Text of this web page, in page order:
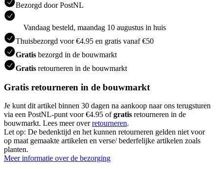
Bezorgd door PostNL
Vandaag besteld, maandag 10 augustus in huis
Thuisbezorgd voor €4.95 en gratis vanaf €50
Gratis bezorgd in de bouwmarkt
Gratis retourneren in de bouwmarkt
Gratis retourneren in de bouwmarkt
Je kunt dit artikel binnen 30 dagen na aankoop naar ons terugsturen
via een PostNL-punt voor €4.95 ofgratis retourneren in de
bouwmarkt. Lees meer overretourneren.
Let op: De bedenktijd en het kunnen retourneren gelden niet voor
op maat gemaakte artikelen en verse/ bederfelijke artikelen zoals
planten.
Meer informatie over de bezorging